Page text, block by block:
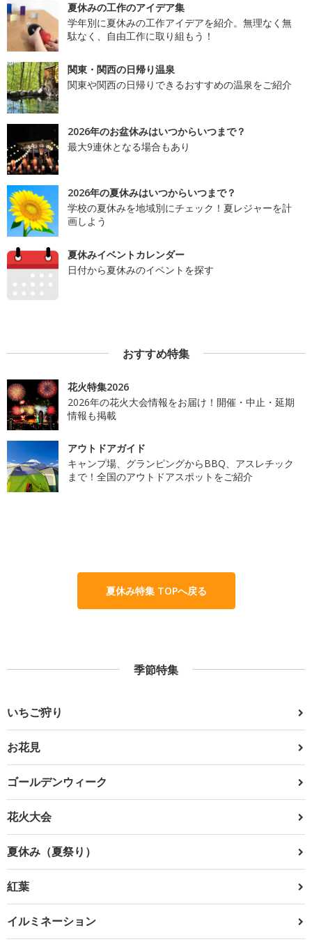
夏休みの工作のアイデア集
学年別に夏休みの工作アイデアを紹介。無理なく無
駄なく、自由工作に取り組もう！
関東・関西の日帰り温泉
関東や関西の日帰りできるおすすめの温泉をご紹介
2026年のお盆休みはいつからいつまで？
最大9連休となる場合もあり
2026年の夏休みはいつからいつまで？
学校の夏休みを地域別にチェック！夏レジャーを計
画しよう
夏休みイベントカレンダー
日付から夏休みのイベントを探す
おすすめ特集
花火特集2026
2026年の花火大会情報をお届け！開催・中止・延期
情報も掲載
アウトドアガイド
キャンプ場、グランピングからBBQ、アスレチック
まで！全国のアウトドアスポットをご紹介
夏休み特集 TOPへ戻る
季節特集
いちご狩り
お花見
ゴールデンウィーク
花火大会
夏休み（夏祭り）
紅葉
イルミネーション